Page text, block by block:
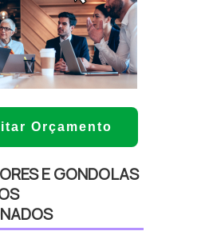
Orçamento
E GONDOLAS